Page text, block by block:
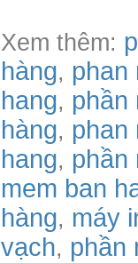
Xem thêm:
hàng, phan
hang, phần
hàng, phan
hang, phần
mem ban
hàng, máy
vạch, phần